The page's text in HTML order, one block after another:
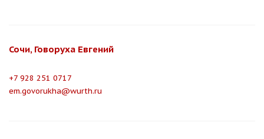
Сочи, Говоруха Евгений
+7 928 251 0717
em.govorukha@wurth.ru